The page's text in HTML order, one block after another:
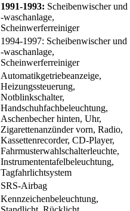
1991-1993: Scheibenwischer und
-waschanlage,
Scheinwerferreiniger
1994-1997: Scheibenwischer und
-waschanlage,
Scheinwerferreiniger
Automatikgetriebeanzeige,
Heizungssteuerung,
Notblinkschalter,
Handschuhfachbeleuchtung,
Aschenbecher hinten, Uhr,
Zigarettenanzünder vorn, Radio,
Kassettenrecorder, CD-Player,
Fahrmusterwahlschalterleuchte,
Instrumententafelbeleuchtung,
Tagfahrlichtsystem
SRS-Airbag
Kennzeichenbeleuchtung,